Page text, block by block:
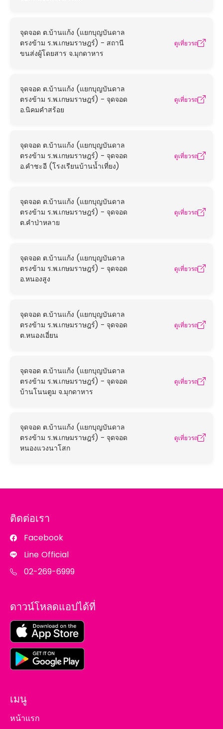
จุดจอด ต.บ้านแก้ง (แยกบุญบันดาล
ตรงข้าม ร.พ.เกษมราษฎร์) - สถานี
ขนส่งผู้โดยสาร จ.มุกดาหาร
ดูเที่ยวรถ
จุดจอด ต.บ้านแก้ง (แยกบุญบันดาล
ตรงข้าม ร.พ.เกษมราษฎร์) - จุดจอด
อ.นิคมคำสร้อย
ดูเที่ยวรถ
จุดจอด ต.บ้านแก้ง (แยกบุญบันดาล
ตรงข้าม ร.พ.เกษมราษฎร์) - จุดจอด
อ.คำชะอี (โรงเรียนบ้านน้ำเที่ยง)
ดูเที่ยวรถ
จุดจอด ต.บ้านแก้ง (แยกบุญบันดาล
ตรงข้าม ร.พ.เกษมราษฎร์) - จุดจอด
ต.คำป่าหลาย
ดูเที่ยวรถ
จุดจอด ต.บ้านแก้ง (แยกบุญบันดาล
ตรงข้าม ร.พ.เกษมราษฎร์) - จุดจอด
อ.หนองสูง
ดูเที่ยวรถ
จุดจอด ต.บ้านแก้ง (แยกบุญบันดาล
ตรงข้าม ร.พ.เกษมราษฎร์) - จุดจอด
ต.หนองเอี่ยน
ดูเที่ยวรถ
จุดจอด ต.บ้านแก้ง (แยกบุญบันดาล
ตรงข้าม ร.พ.เกษมราษฎร์) - จุดจอด
บ้านโนนตูม จ.มุกดาหาร
ดูเที่ยวรถ
จุดจอด ต.บ้านแก้ง (แยกบุญบันดาล
ตรงข้าม ร.พ.เกษมราษฎร์) - จุดจอด
หนองแวงนาโสก
ดูเที่ยวรถ
ติดต่อเรา
Facebook
Line Official
02-269-6999
ดาวน์โหลดแอปได้ที่
เมนู
หน้าแรก